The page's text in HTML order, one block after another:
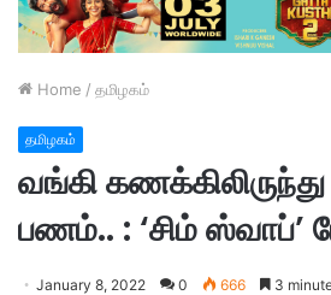
Home / தமிழகம்
தமிழகம்
வங்கி
பணம்.. : ‘சிம் ஸ்வாப்’
January 8, 2022 0 666 3